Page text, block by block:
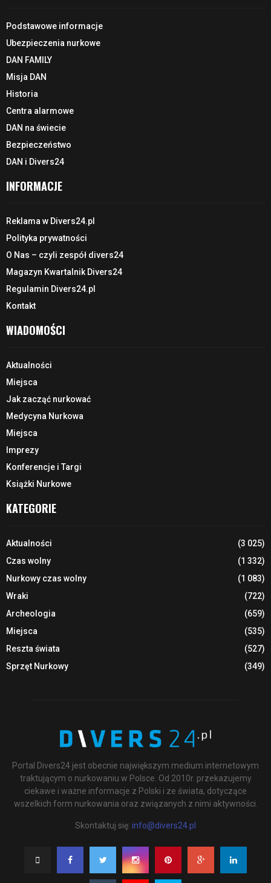
Podstawowe informacje
Ubezpieczenia nurkowe
DAN FAMILY
Misja DAN
Historia
Centra alarmowe
DAN na świecie
Bezpieczeństwo
DAN i Divers24
INFORMACJE
Reklama w Divers24.pl
Polityka prywatności
O Nas – czyli zespół divers24
Magazyn Kwartalnik Divers24
Regulamin Divers24.pl
Kontakt
WIADOMOŚCI
Aktualności
Miejsca
Jak zacząć nurkować
Medycyna Nurkowa
Miejsca
Imprezy
Konferencje i Targi
Książki Nurkowe
KATEGORIE
Aktualności
(3 025)
Czas wolny
(1 332)
Nurkowy czas wolny
(1 083)
Wraki
(722)
Archeologia
(659)
Miejsca
(535)
Reszta świata
(527)
Sprzęt Nurkowy
(349)
Portal Divers24 jest obecnie największym medium internetowym
traktującym o nurkowaniu w Polsce. Od 2010r. przekazujemy
ciekawe i ważne informacje z Polski i ze świata, dotyczące
wszelkich form nurkowania oraz związanych z nimi aktywności.
Skontaktuj się: info@divers24.pl